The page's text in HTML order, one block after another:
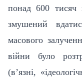
понад 600 тисяч
змушений
масового
війни було
(в’язні,